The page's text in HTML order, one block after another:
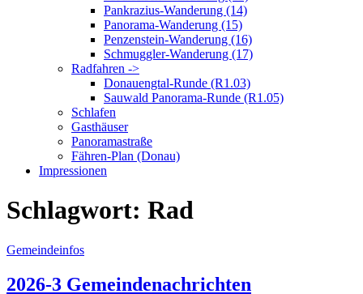
Pankrazius-Wanderung (14)
Panorama-Wanderung (15)
Penzenstein-Wanderung (16)
Schmuggler-Wanderung (17)
Radfahren ->
Donauengtal-Runde (R1.03)
Sauwald Panorama-Runde (R1.05)
Schlafen
Gasthäuser
Panoramastraße
Fähren-Plan (Donau)
Impressionen
Schlagwort: Rad
Gemeindeinfos
2026-3 Gemeindenachrichten